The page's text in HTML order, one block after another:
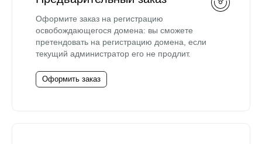
Оформите заказ на регистрацию
освобождающегося домена: вы сможете
претендовать на регистрацию домена, если
текущий администратор его не продлит.
Оформить заказ